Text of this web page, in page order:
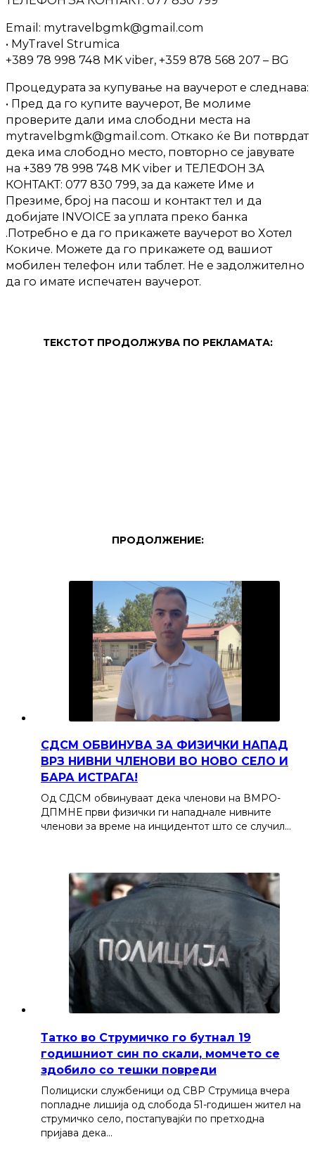
Email: mytravelbgmk@gmail.com
• MyTravel Strumica
+389 78 998 748 MK viber, +359 878 568 207 – BG
Процедурата за купување на ваучерот е следнава:
• Пред да го купите ваучерот, Ве молиме
проверите дали има слободни места на
mytravelbgmk@gmail.com. Откако ќе Ви потврдат
дека има слободно место, повторно се јавувате
на +389 78 998 748 MK viber и ТЕЛЕФОН ЗА
КОНТАКТ: 077 830 799, за да кажете Име и
Презиме, број на пасош и контакт тел и да
добијате INVOICE за уплата преко банка
.Потребно е да го прикажете ваучерот во Хотел
Кокиче. Можете да го прикажете од вашиот
мобилен телефон или таблет. Не е задолжително
да го имате испечатен ваучерот.
ТЕКСТОТ ПРОДОЛЖУВА ПО РЕКЛАМАТА:
ПРОДОЛЖЕНИЕ:
СДСМ ОБВИНУВА ЗА ФИЗИЧКИ НАПАД
ВРЗ НИВНИ ЧЛЕНОВИ ВО НОВО СЕЛО И
БАРА ИСТРАГА!
Од СДСМ обвинуваат дека членови на ВМРО-
ДПМНЕ први физички ги нападнале нивните
членови за време на инцидентот што се случил…
Татко во Струмичко го бутнал 19
годишниот син по скали, момчето се
здобило со тешки повреди
Полициски службеници од СВР Струмица вчера
попладне лишија од слобода 51-годишен жител на
струмичко село, постапувајќи по претходна
пријава дека…